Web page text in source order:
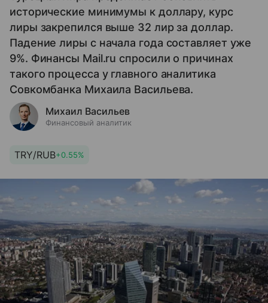
исторические минимумы к доллару, курс
лиры закрепился выше 32 лир за доллар.
Падение лиры с начала года составляет уже
9%. Финансы Mail.ru спросили о причинах
такого процесса у главного аналитика
Совкомбанка Михаила Васильева.
Михаил Васильев
Финансовый аналитик
TRY/RUB+0.55%